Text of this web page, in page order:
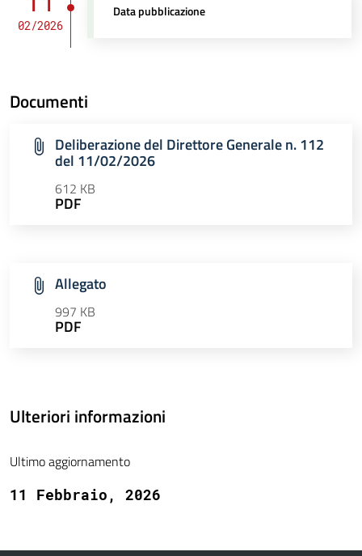
02/2026
Data pubblicazione
Documenti
Deliberazione del Direttore Generale n. 112
del 11/02/2026
612 KB
PDF
Allegato
997 KB
PDF
Ulteriori informazioni
Ultimo aggiornamento
11 Febbraio, 2026